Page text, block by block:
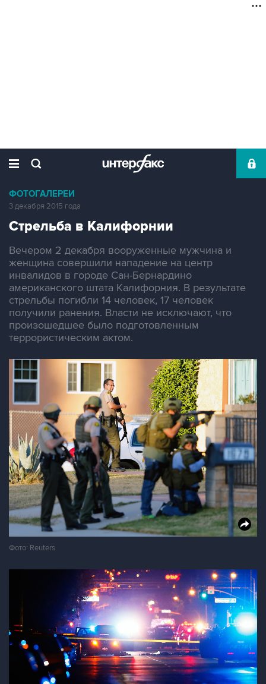
ФОТОГАЛЕРЕИ
3 декабря 2015 года
Cтрельба в Калифорнии
Вечером 2 декабря вооруженные мужчина и
женщина совершили нападение на центр
инвалидов в городе Сан-Бернардино
американского штата Калифорния. В результате
стрельбы погибли 14 человек, 17 человек
получили ранения. Власти не исключают, что
произошедшее было подготовленным
террористическим актом.
Фото: Reuters